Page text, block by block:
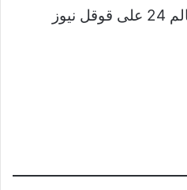
الأفريقي تابعوا اشراق العالم 24 على قوقل نيوز